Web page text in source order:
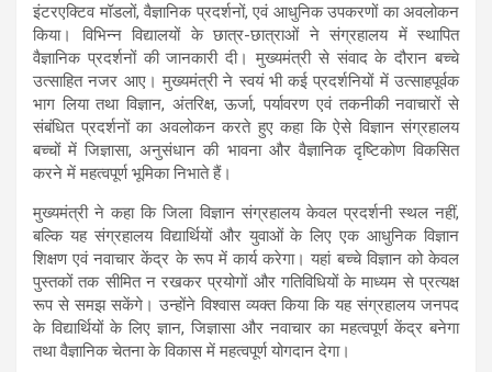
इंटरएक्टिव मॉडलों, वैज्ञानिक प्रदर्शनों, एवं आधुनिक उपकरणों का अवलोकन
किया। विभिन्न विद्यालयों के छात्र-छात्राओं ने संग्रहालय में स्थापित
वैज्ञानिक प्रदर्शनों की जानकारी दी। मुख्यमंत्री से संवाद के दौरान बच्चे
उत्साहित नजर आए। मुख्यमंत्री ने स्वयं भी कई प्रदर्शनियों में उत्साहपूर्वक
भाग लिया तथा विज्ञान, अंतरिक्ष, ऊर्जा, पर्यावरण एवं तकनीकी नवाचारों से
संबंधित प्रदर्शनों का अवलोकन करते हुए कहा कि ऐसे विज्ञान संग्रहालय
बच्चों में जिज्ञासा, अनुसंधान की भावना और वैज्ञानिक दृष्टिकोण विकसित
करने में महत्वपूर्ण भूमिका निभाते हैं।
मुख्यमंत्री ने कहा कि जिला विज्ञान संग्रहालय केवल प्रदर्शनी स्थल नहीं,
बल्कि यह संग्रहालय विद्यार्थियों और युवाओं के लिए एक आधुनिक विज्ञान
शिक्षण एवं नवाचार केंद्र के रूप में कार्य करेगा। यहां बच्चे विज्ञान को केवल
पुस्तकों तक सीमित न रखकर प्रयोगों और गतिविधियों के माध्यम से प्रत्यक्ष
रूप से समझ सकेंगे। उन्होंने विश्वास व्यक्त किया कि यह संग्रहालय जनपद
के विद्यार्थियों के लिए ज्ञान, जिज्ञासा और नवाचार का महत्वपूर्ण केंद्र बनेगा
तथा वैज्ञानिक चेतना के विकास में महत्वपूर्ण योगदान देगा।